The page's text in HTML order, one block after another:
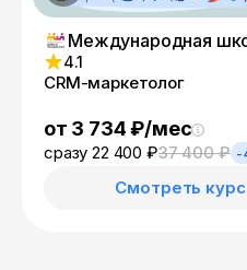
4.1
CRM-маркетолог
от 3 734 ₽/мес
сразу 22 400 ₽37 400 ₽ -
Смотреть курс